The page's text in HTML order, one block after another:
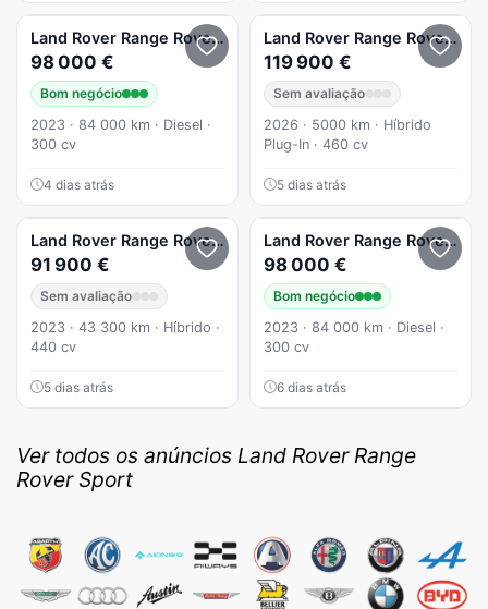
Land Rover Range Rover Sport
98 000 €
Bom negócio
2023 · 84 000 km · Diesel ·
300 cv
4 dias atrás
Land Rover Range Rover Sport
119 900 €
Sem avaliação
2026 · 5000 km · Híbrido
Plug-In · 460 cv
5 dias atrás
Land Rover Range Rover Sport
91 900 €
Sem avaliação
2023 · 43 300 km · Híbrido ·
440 cv
5 dias atrás
Land Rover Range Rover Sport
98 000 €
Bom negócio
2023 · 84 000 km · Diesel ·
300 cv
6 dias atrás
Ver todos os anúncios Land Rover Range
Rover Sport